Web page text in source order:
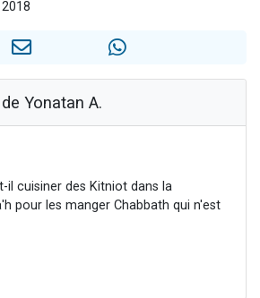
Il reste 49 places pour étudier en groupe sur Zoom
Il reste 49 places pour étudier en groupe sur Zoom
Yonatan A.
il cuisiner des Kitniot dans la
pour les manger Chabbath qui n'est